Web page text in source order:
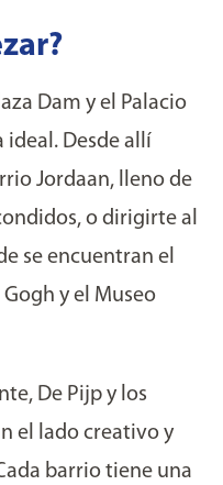
Dam y el Palacio
ideal. Desde allí
Jordaan, lleno de
o dirigirte al
se encuentran el
y el Museo
De Pijp y los
el lado creativo y
barrio tiene una